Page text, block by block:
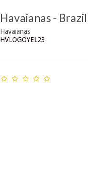
Havaianas -
Havaianas
HVLOGOYEL23